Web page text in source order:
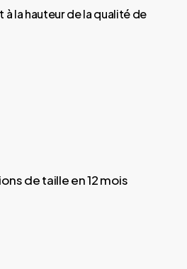
la hauteur de la qualité de
de taille en 12 mois